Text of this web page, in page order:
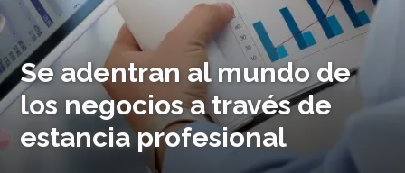
Se adentran al mundo de
los negocios a través de
estancia profesional